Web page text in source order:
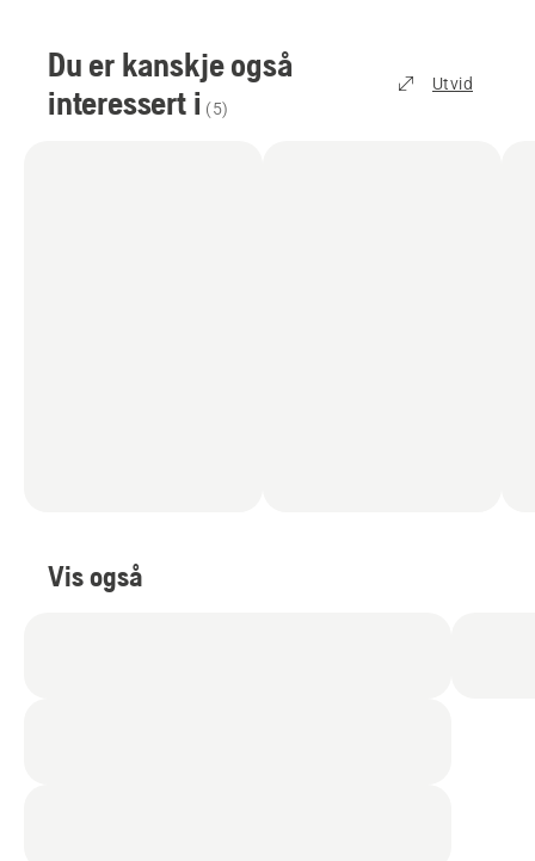
Du er kanskje også
interessert i (5)
Utvid
Vis også